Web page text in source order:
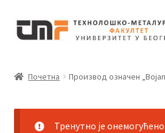
Прескочи
на
Скочи
на
Мој налог
Почетна Производ oзначен
Тренутно је